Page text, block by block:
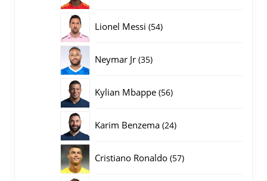
Lionel Messi 5454
Neymar Jr 3535
Kylian Mbappe 5656
Karim Benzema 2424
Cristiano Ronaldo 5757